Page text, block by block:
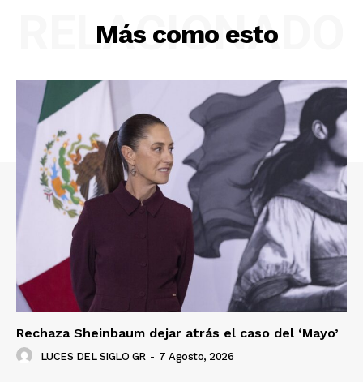
Más como esto
RELACIONADO
Rechaza Sheinbaum dejar atrás el caso del ‘Mayo’
LUCES DEL SIGLO GR - 7 Agosto, 2026